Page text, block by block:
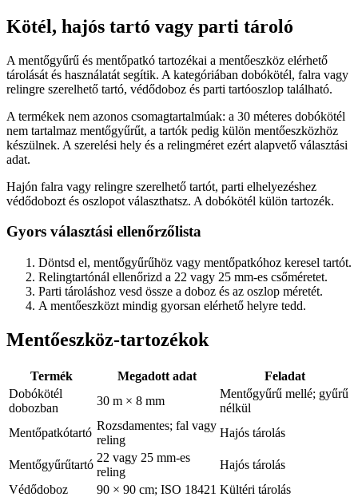
Kötél, hajós tartó vagy parti tároló
A mentőgyűrű és mentőpatkó tartozékai a mentőeszköz elérhető
tárolását és használatát segítik. A kategóriában dobókötél, falra vagy
relingre szerelhető tartó, védődoboz és parti tartóoszlop található.
A termékek nem azonos csomagtartalmúak: a 30 méteres dobókötél
nem tartalmaz mentőgyűrűt, a tartók pedig külön mentőeszközhöz
készülnek. A szerelési hely és a relingméret ezért alapvető választási
adat.
Hajón falra vagy relingre szerelhető tartót, parti elhelyezéshez
védődobozt és oszlopot választhatsz. A dobókötél külön tartozék.
Gyors választási ellenőrzőlista
Döntsd el, mentőgyűrűhöz vagy mentőpatkóhoz keresel tartót.
Relingtartónál ellenőrizd a 22 vagy 25 mm-es csőméretet.
Parti tároláshoz vesd össze a doboz és az oszlop méretét.
A mentőeszközt mindig gyorsan elérhető helyre tedd.
Mentőeszköz-tartozékok
Termék Megadott adat
Feladat
Dobókötél
dobozban
30 m × 8 mm
Mentőgyűrű mellé; gyűrű
nélkül
Mentőpatkótartó
Rozsdamentes; fal vagy
reling
Hajós tárolás
Mentőgyűrűtartó
22 vagy 25 mm-es
reling
Hajós tárolás
Védődoboz
90 × 90 cm; ISO 18421 Kültéri tárolás